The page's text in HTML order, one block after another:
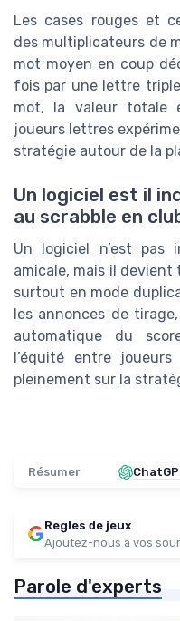
Les cases rouges et
des multiplicateurs de
mot moyen en coup
fois par une lettre
mot, la valeur totale
joueurs lettres
stratégie autour de la
Un logiciel est il
au scrabble en
Un logiciel n’est pas
amicale, mais il
surtout en mode
les annonces de
automatique du
l’équité entre
pleinement sur la
Résumer
Regles de jeux
Ajoutez-nous à vos
Parole d'experts